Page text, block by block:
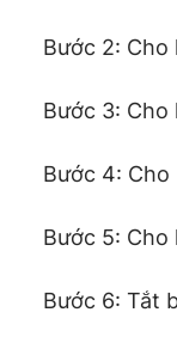
Bước 2: Cho
Bước 3: Cho
Bước 4:
Bước 5: Cho
Bước 6: Tắt